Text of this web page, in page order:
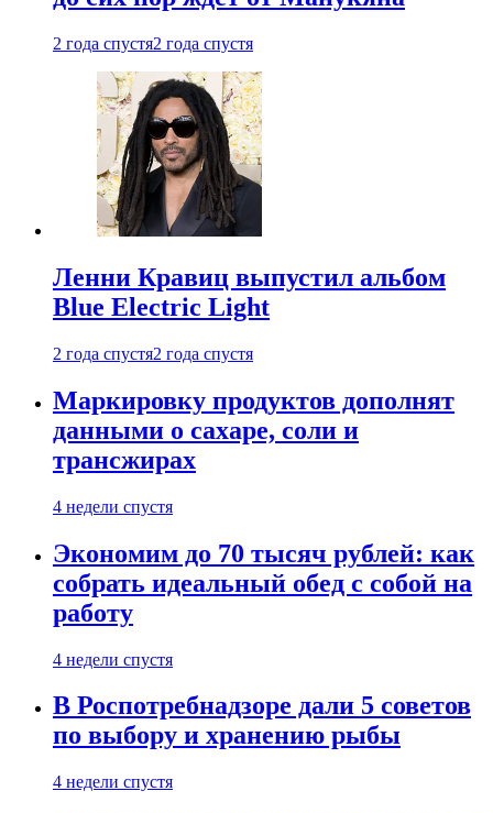
2 года спустя2 года спустя
Ленни Кравиц выпустил альбом
Blue Electric Light
2 года спустя2 года спустя
Маркировку продуктов дополнят
данными о сахаре, соли и
трансжирах
4 недели спустя
Экономим до 70 тысяч рублей: как
собрать идеальный обед с собой на
работу
4 недели спустя
В Роспотребнадзоре дали 5 советов
по выбору и хранению рыбы
4 недели спустя